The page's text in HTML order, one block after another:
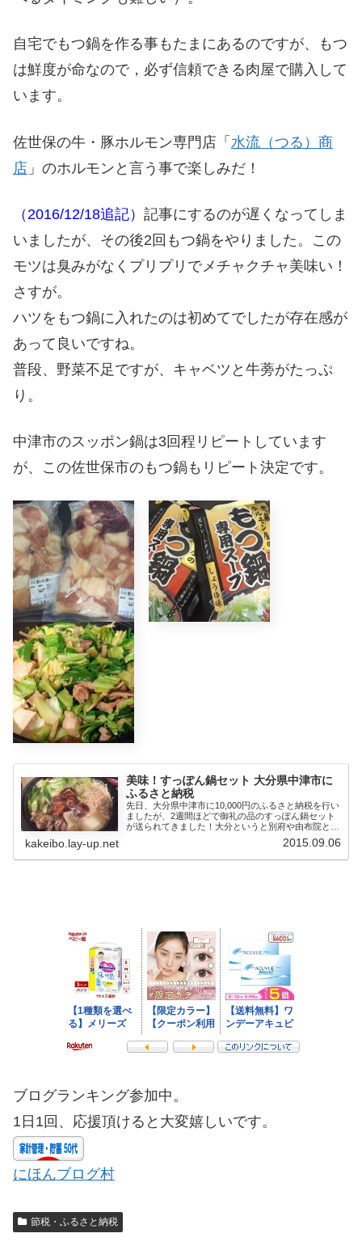
自宅でもつ鍋を作る事もたまにあるのですが、もつ
は鮮度が命なので，必ず信頼できる肉屋で購入して
います。
佐世保の牛・豚ホルモン専門店「 水流（つる）商
店 」のホルモンと言う事で楽しみだ！
（2016/12/18追記） 記事にするのが遅くなってしま
いましたが、その後2回もつ鍋をやりました。この
モツは臭みがなくプリプリでメチャクチャ美味い！
さすが。
ハツをもつ鍋に入れたのは初めてでしたが存在感が
あって良いですね。
普段、野菜不足ですが、キャベツと牛蒡がたっぷ
り。
中津市のスッポン鍋は3回程リピートしています
が、この佐世保市のもつ鍋もリピート決定です。
美味！すっぽん鍋セット 大分県中津市に
ふるさと納税
先日、大分県中津市に10,000円のふるさと納税を行い
ましたが、2週間ほどで御礼の品のすっぽん鍋セット
が送られてきました！大分というと別府や由布院とい
kakeibo.lay-up.net 2015.09.06
ブログランキング参加中。
1日1回、応援頂けると大変嬉しいです。
にほんブログ村
節税・ふるさと納税